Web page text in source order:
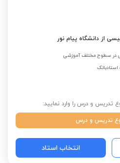
از دانشگاه پیام نور
تدریس و درس را وارد نمایید:
تدریس و درس
انتخاب استاد